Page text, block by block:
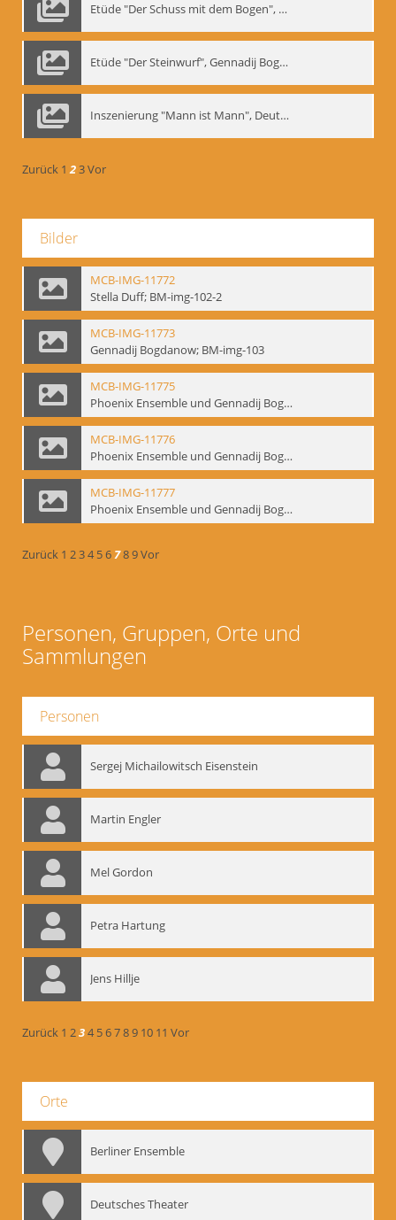
Etüde "Der Schuss mit dem Bogen", Gennadij Bogdanow
Etüde "Der Steinwurf", Gennadij Bogdanow
Inszenierung "Mann ist Mann", Deutsches Theater Berlin, 1997
Zurück 1 23Vor
Bilder
MCB-IMG-11772
Stella Duff; BM-img-102-2
MCB-IMG-11773
Gennadij Bogdanow; BM-img-103
MCB-IMG-11775
Phoenix Ensemble und Gennadij Bogdanow; BM-img-105-1
MCB-IMG-11776
Phoenix Ensemble und Gennadij Bogdanow; BM-img-105-2
MCB-IMG-11777
Phoenix Ensemble und Gennadij Bogdanow; BM-img-105-3
Zurück 1 234 56789Vor
Personen, Gruppen, Orte und
Sammlungen
Personen
Sergej Michailowitsch Eisenstein
Martin Engler
Mel Gordon
Petra Hartung
Jens Hillje
Zurück 1 234 56789 10 11 Vor
Orte
Berliner Ensemble
Deutsches Theater